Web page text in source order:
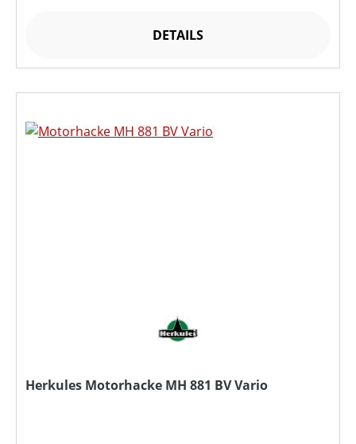
DETAILS
Herkules Motorhacke MH 881 BV Vario